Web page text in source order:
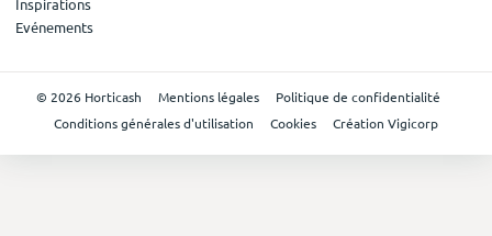
Evénements
© 2026 Horticash Mentions légales
Politique de confidentialité
Conditions générales d'utilisation
Cookies Création Vigicorp